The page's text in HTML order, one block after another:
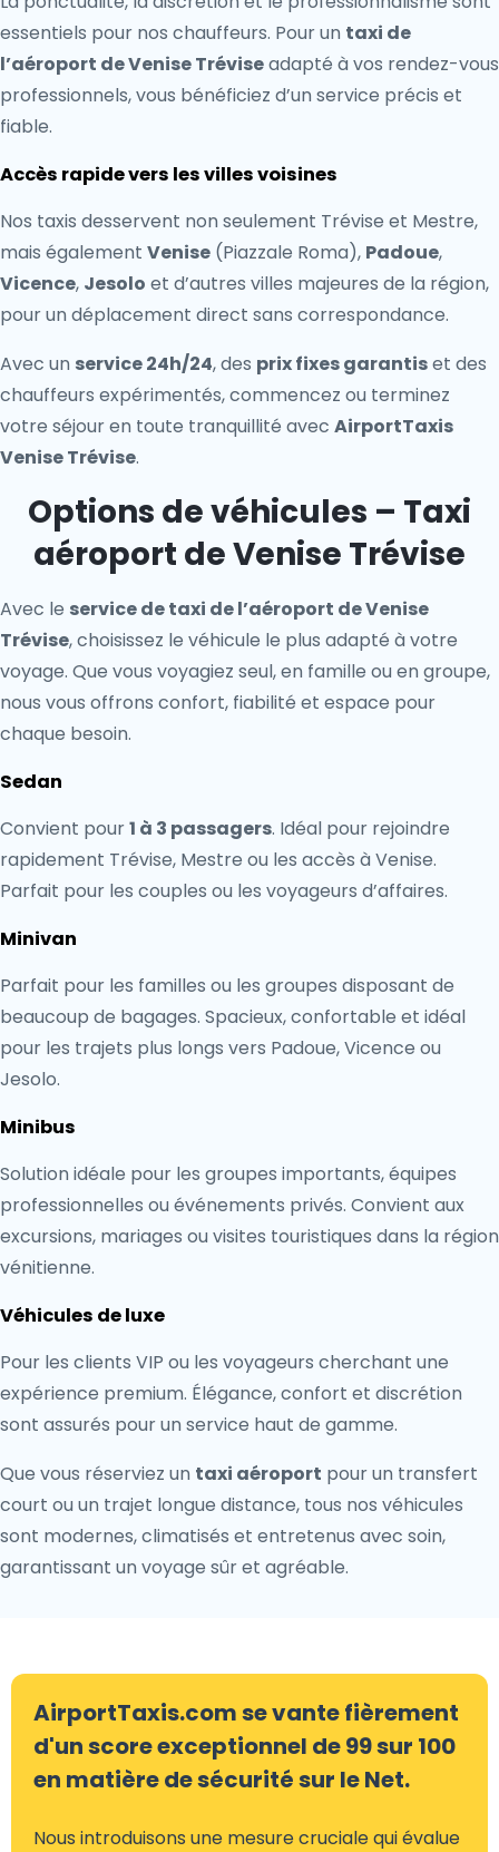
essentiels pour nos chauffeurs. Pour un taxi de
l’aéroport de Venise Tréviseadapté à vos rendez-vous
professionnels, vous bénéficiez d’un service précis et
fiable.
Accès rapide vers les villes voisines
Nos taxis desservent non seulement Trévise et Mestre,
mais également Venise (Piazzale Roma), Padoue,
Vicence, Jesolo et d’autres villes majeures de la région,
pour un déplacement direct sans correspondance.
Avec un service 24h/24, des prix fixes garantiset des
chauffeurs expérimentés, commencez ou terminez
votre séjour en toute tranquillité avec AirportTaxis
Venise Trévise.
Options de véhicules – Taxi
aéroport de Venise Trévise
Avec le service de taxi de l’aéroport de Venise
Trévise, choisissez le véhicule le plus adapté à votre
voyage. Que vous voyagiez seul, en famille ou en groupe,
nous vous offrons confort, fiabilité et espace pour
chaque besoin.
Sedan
Convient pour1 à 3 passagers. Idéal pour rejoindre
rapidement Trévise, Mestre ou les accès à Venise.
Parfait pour les couples ou les voyageurs d’affaires.
Minivan
Parfait pour les familles ou les groupes disposant de
beaucoup de bagages. Spacieux, confortable et idéal
pour les trajets plus longs vers Padoue, Vicence ou
Jesolo.
Minibus
Solution idéale pour les groupes importants, équipes
professionnelles ou événements privés. Convient aux
excursions, mariages ou visites touristiques dans la région
vénitienne.
Véhicules de luxe
Pour les clients VIP ou les voyageurs cherchant une
expérience premium. Élégance, confort et discrétion
sont assurés pour un service haut de gamme.
Que vous réserviez un taxi aéroport pour un transfert
court ou un trajet longue distance, tous nos véhicules
sont modernes, climatisés et entretenus avec soin,
garantissant un voyage sûr et agréable.
AirportTaxis.com se vante fièrement
d'un score exceptionnel de 99 sur 100
en matière de sécurité sur le Net.
Nous introduisons une mesure cruciale qui évalue